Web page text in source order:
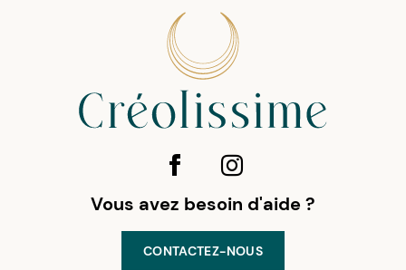
Vous avez besoin d'aide ?
CONTACTEZ-NOUS